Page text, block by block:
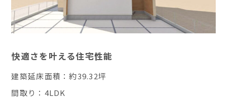
快適さを叶える住宅性能
建築延床面積：約39.32坪
間取り：4LDK